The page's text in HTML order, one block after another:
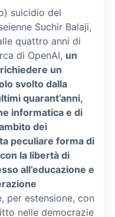
suicidio del
Suchir Balaji,
quattro anni di
di OpenAI, un
un
svolto dalla
quarant’anni,
informatica e di
dei
peculiare forma di
la libertà di
all’educazione e
per estensione, con
nelle democrazie